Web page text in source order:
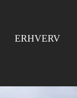
ERHVERV